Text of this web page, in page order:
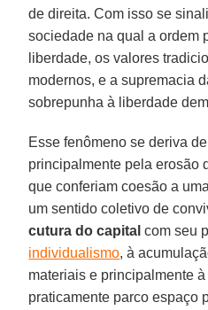
de direita. Com isso se
sociedade na qual a ordem
liberdade, os valores
modernos, e a supremacia
sobrepunha à liberdade
Esse fenômeno se deriva
principalmente pela erosão
que conferiam coesão a
um sentido coletivo de
cutura do capital com seu
individualismo, à
materiais e principalmente
praticamente parco espaço